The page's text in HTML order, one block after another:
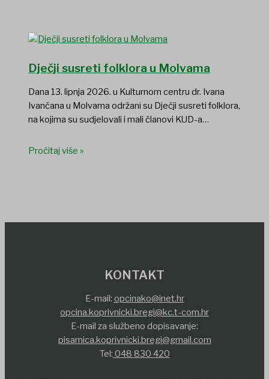
Dječji susreti folklora u Molvama
Dana 13. lipnja 2026. u Kulturnom centru dr. Ivana
Ivančana u Molvama održani su Dječji susreti folklora,
na kojima su sudjelovali i mali članovi KUD-a…
Pročitaj više »
KONTAKT
E-mail: opcinako@inet.hr
opcina.koprivnicki.bregi@kc.t-com.hr
E-mail za službeno dopisavanje:
pisarnica.koprivnicki.bregi@gmail.com
Tel: 048 830 420